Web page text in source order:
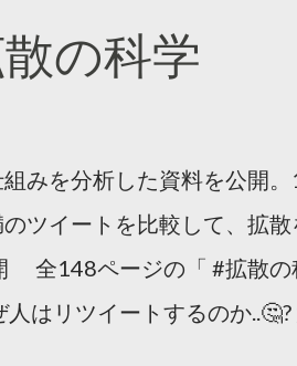
の科学
みを分析した資料を公開
ツイートを比較して、拡
全148ページの「 #拡散の
はリツイートするのか